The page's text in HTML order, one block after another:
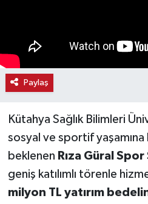
Paylaş
Kütahya Sağlık Bilimleri
sosyal ve sportif yaşamına
beklenen Rıza Güral
geniş katılımlı törenle
milyon TL yatırım
Siyaset
Spor
Teknoloji